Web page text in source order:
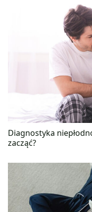
Diagnostyka
zacząć?